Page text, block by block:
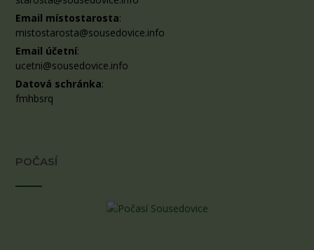
Email místostarosta:
mistostarosta@sousedovice.info
Email účetní:
ucetni@sousedovice.info
Datová schránka:
fmhbsrq
POČASÍ